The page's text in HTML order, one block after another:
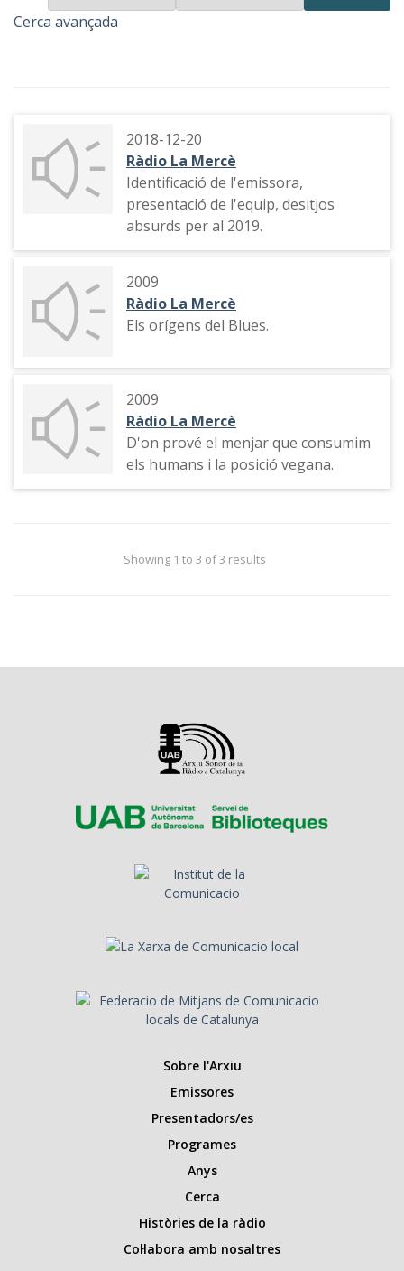
Cerca avançada
2018-12-20
Ràdio La Mercè
Identificació de l'emissora,
presentació de l'equip, desitjos
absurds per al 2019.
2009
Ràdio La Mercè
Els orígens del Blues.
2009
Ràdio La Mercè
D'on prové el menjar que consumim
els humans i la posició vegana.
Showing 1 to 3 of 3 results
Sobre l'Arxiu
Emissores
Presentadors/es
Programes
Anys
Cerca
Històries de la ràdio
Col·labora amb nosaltres